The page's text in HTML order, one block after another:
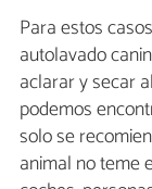
Para estos
autolavado
aclarar y secar
podemos
solo se
animal no teme